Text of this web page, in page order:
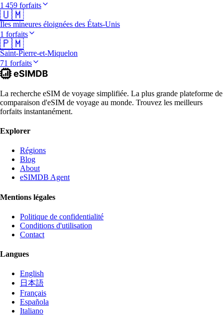
1 459 forfaits
🇺🇲
Îles mineures éloignées des États-Unis
1 forfaits
🇵🇲
Saint-Pierre-et-Miquelon
71 forfaits
La recherche eSIM de voyage simplifiée. La plus grande plateforme de
comparaison d'eSIM de voyage au monde. Trouvez les meilleurs
forfaits instantanément.
Explorer
Régions
Blog
About
eSIMDB Agent
Mentions légales
Politique de confidentialité
Conditions d'utilisation
Contact
Langues
English
日本語
Français
Española
Italiano